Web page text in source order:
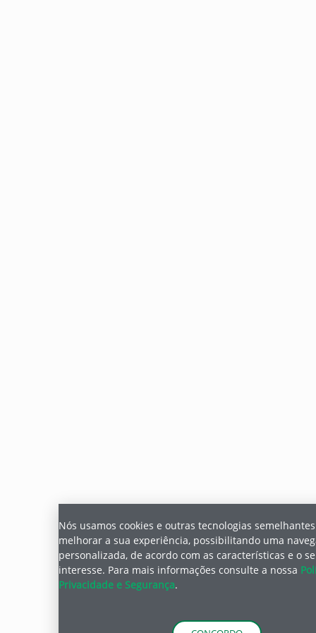
Nós usamos cookies e outras tecnologias
melhorar a sua experiência, possibilitando uma
personalizada, de acordo com as características e o
interesse. Para mais informações consulte a nossa
Privacidade e Segurança.